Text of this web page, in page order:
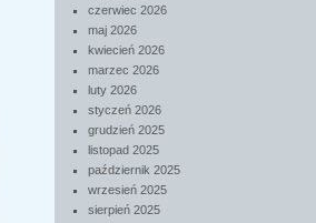
czerwiec 2026
maj 2026
kwiecień 2026
marzec 2026
luty 2026
styczeń 2026
grudzień 2025
listopad 2025
październik 2025
wrzesień 2025
sierpień 2025